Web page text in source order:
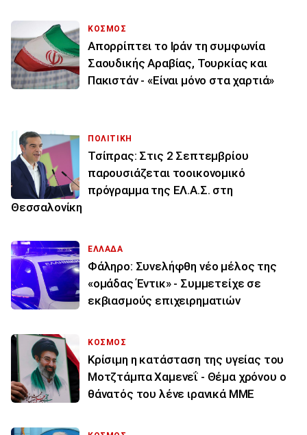
ΚΟΣΜΟΣ
Απορρίπτει το Ιράν τη συμφωνία
Σαουδικής Αραβίας, Τουρκίας και
Πακιστάν - «Είναι μόνο στα χαρτιά»
ΠΟΛΙΤΙΚΗ
Τσίπρας: Στις 2 Σεπτεμβρίου
παρουσιάζεται τοοικονομικό
πρόγραμμα της ΕΛ.Α.Σ. στη
Θεσσαλονίκη
ΕΛΛΑΔΑ
Φάληρο: Συνελήφθη νέο μέλος της
«ομάδας Έντικ» - Συμμετείχε σε
εκβιασμούς επιχειρηματιών
ΚΟΣΜΟΣ
Κρίσιμη η κατάσταση της υγείας του
Μοτζτάμπα Χαμενεΐ - Θέμα χρόνου ο
θάνατός του λένε ιρανικά ΜΜΕ